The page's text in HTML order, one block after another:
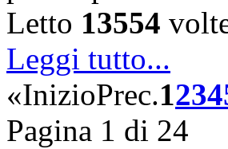
Letto 13554
Leggi tutto...
«InizioPrec.1234
Pagina 1 di 24